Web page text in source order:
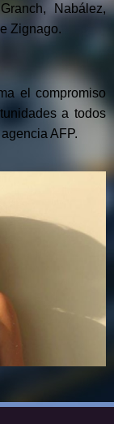
Nabález,
Zignago.
el compromiso
a todos
AFP.